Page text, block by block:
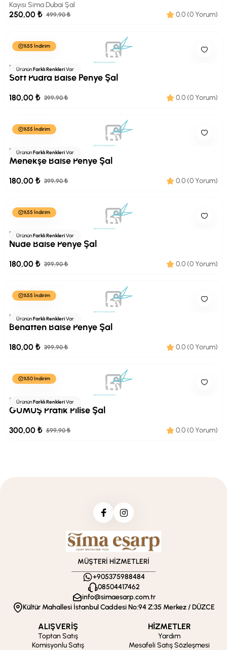
Kayısı Sima Dubai Şal
250,00 ₺ 499,90 ₺ 0.0 (0 Yorum)
%55 İndirim
ÜrününFarklı RenkleriVar
Balse
Soft Pudra Balse Penye Şal
180,00 ₺ 399,90 ₺ 0.0 (0 Yorum)
%55 İndirim
ÜrününFarklı RenkleriVar
Balse
Menekşe Balse Penye Şal
180,00 ₺ 399,90 ₺ 0.0 (0 Yorum)
%55 İndirim
ÜrününFarklı RenkleriVar
Balse
Nude Balse Penye Şal
180,00 ₺ 399,90 ₺ 0.0 (0 Yorum)
%55 İndirim
ÜrününFarklı RenkleriVar
Balse
Benatten Balse Penye Şal
180,00 ₺ 399,90 ₺ 0.0 (0 Yorum)
%50 İndirim
ÜrününFarklı RenkleriVar
Sima
GÜMÜŞ Pratik Pilise Şal
300,00 ₺ 599,90 ₺ 0.0 (0 Yorum)
MÜŞTERİ HİZMETLERİ
+905375988484
08504417462
info@simaesarp.com.tr
Kültür Mahallesi İstanbul Caddesi No:94 Z:35 Merkez / DÜZCE
ALIŞVERİŞ
Toptan Satış
Komisyonlu Satış
HİZMETLER
Yardım
Mesafeli Satış Sözleşmesi